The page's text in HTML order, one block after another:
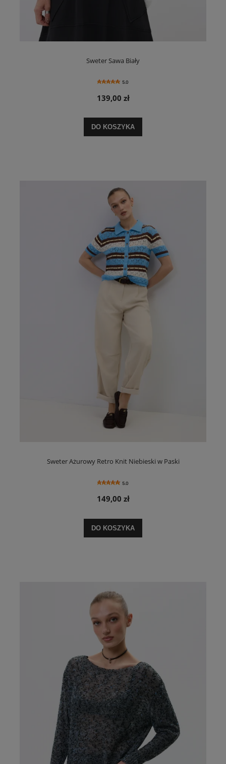
Sweter Sawa Biały
5.0
139,00 zł
DO KOSZYKA
Sweter Ażurowy Retro Knit Niebieski w Paski
5.0
149,00 zł
DO KOSZYKA